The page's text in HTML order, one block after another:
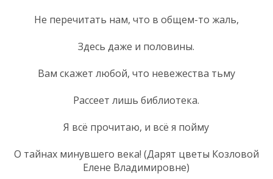
Не перечитать нам, что в общем-то жаль,
Здесь даже и половины.
Вам скажет любой, что невежества тьму
Рассеет лишь библиотека.
Я всё прочитаю, и всё я пойму
О тайнах минувшего века! (Дарят цветы Козловой
Елене Владимировне)